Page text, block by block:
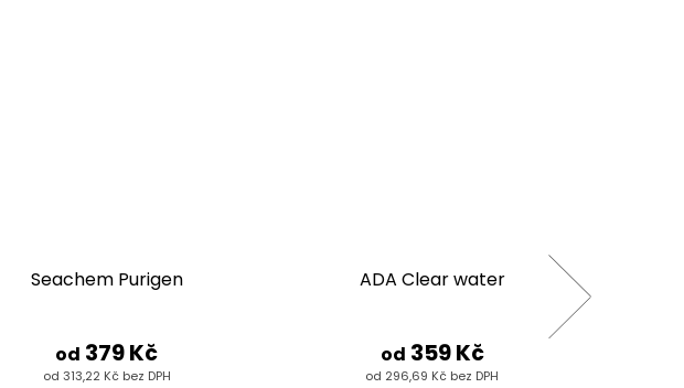
Seachem Purigen
od 313,22 Kč bez DPH
od 379 Kč
ADA Clear water
od 296,69 Kč bez DPH
od 359 Kč